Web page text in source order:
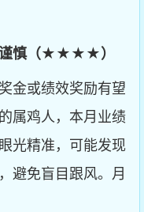
谨慎（★★★★）
金或绩效奖励有望
属鸡人，本月业绩
光精准，可能发现
避免盲目跟风。月